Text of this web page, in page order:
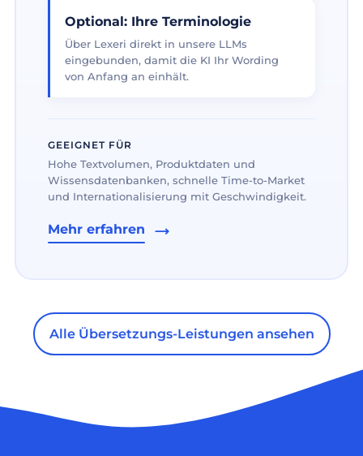
Optional: Ihre Terminologie
Über Lexeri direkt in unsere LLMs
eingebunden, damit die KI Ihr Wording
von Anfang an einhält.
GEEIGNET FÜR
Hohe Textvolumen, Produktdaten und
Wissensdatenbanken, schnelle Time-to-Market
und Internationalisierung mit Geschwindigkeit.
Mehr erfahren
Alle Übersetzungs-Leistungen ansehen